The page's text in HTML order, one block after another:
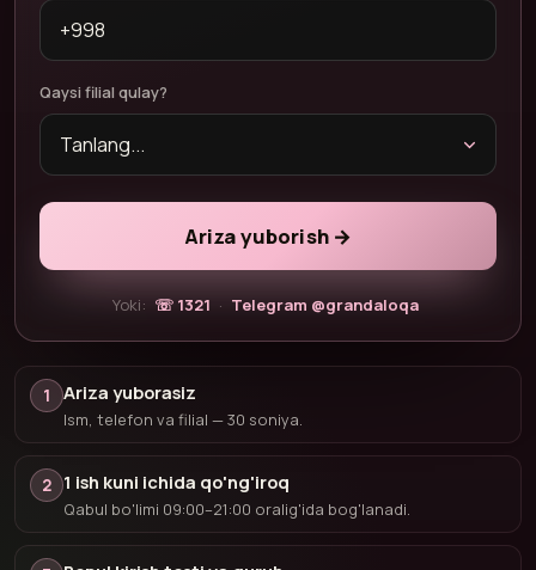
Qaysi filial qulay?
Ariza yuborish →
Yoki: ☏ 1321 · Telegram @grandaloqa
1 Ariza yuborasiz
Ism, telefon va filial — 30 soniya.
2 1 ish kuni ichida qo'ng'iroq
Qabul bo'limi 09:00–21:00 oralig'ida bog'lanadi.